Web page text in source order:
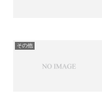
その他